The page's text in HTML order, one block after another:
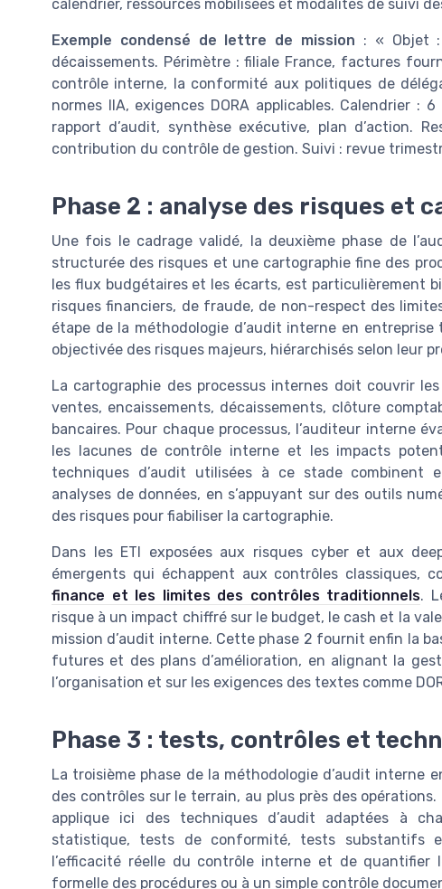
calendrier, ressources mobilisées et modalités de suivi
Exemple condensé de lettre de mission : « Objet :
décaissements. Périmètre : filiale France, factures
contrôle interne, la conformité aux politiques de
normes IIA, exigences DORA applicables. Calendrier :
rapport d’audit, synthèse exécutive, plan d’action.
contribution du contrôle de gestion. Suivi : revue
Phase 2 : analyse des risques et
Une fois le cadrage validé, la deuxième phase de
structurée des risques et une cartographie fine des
les flux budgétaires et les écarts, est particulièrement
risques financiers, de fraude, de non-respect des
étape de la méthodologie d’audit interne en
objectivée des risques majeurs, hiérarchisés selon leur
La cartographie des processus internes doit couvrir
ventes, encaissements, décaissements, clôture
bancaires. Pour chaque processus, l’auditeur interne
les lacunes de contrôle interne et les impacts
techniques d’audit utilisées à ce stade combinent
analyses de données, en s’appuyant sur des outils
des risques pour fiabiliser la cartographie.
Dans les ETI exposées aux risques cyber et aux
émergents qui échappent aux contrôles classiques,
finance et les limites des contrôles traditionnels.
risque à un impact chiffré sur le budget, le cash et la
mission d’audit interne. Cette phase 2 fournit enfin la
futures et des plans d’amélioration, en alignant la
l’organisation et sur les exigences des textes comme
Phase 3 : tests, contrôles et
La troisième phase de la méthodologie d’audit interne
des contrôles sur le terrain, au plus près des
applique ici des techniques d’audit adaptées à
statistique, tests de conformité, tests substantifs
l’efficacité réelle du contrôle interne et de
formelle des procédures ou à un simple contrôle